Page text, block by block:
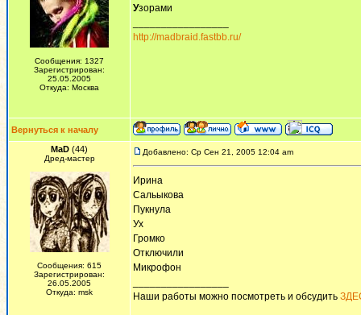
Сообщения: 1327
Зарегистрирован:
25.05.2005
Откуда: Москва
Узорами
http://madbraid.fastbb.ru/
Вернуться к началу
MaD (44)
Дред-мастер
Сообщения: 615
Зарегистрирован:
26.05.2005
Откуда: msk
Добавлено: Ср Сен 21, 2005 12:04 am
Ирина
Сальыкова
Пукнула
Ух
Громко
Отключили
Микрофон
Наши работы можно посмотреть и обсудить